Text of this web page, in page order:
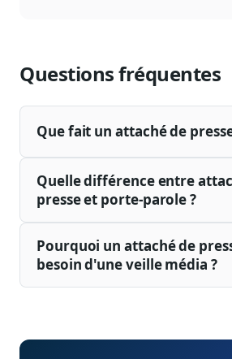
Questions fréquentes
Que fait un attaché de
Quelle différence entre
presse et porte-parole ?
Pourquoi un attaché de
besoin d'une veille média ?